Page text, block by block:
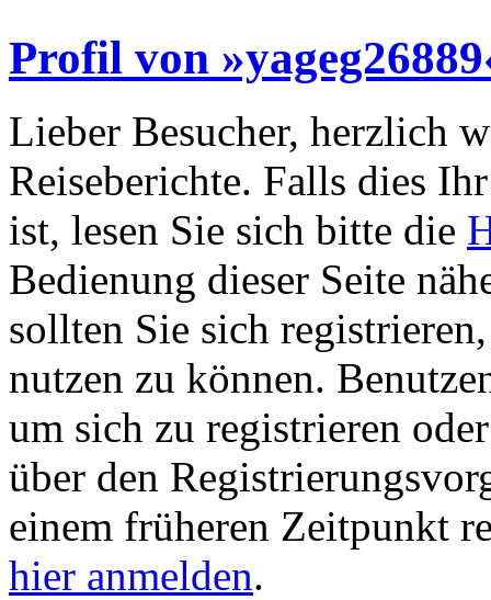
Profil von
Lieber Besucher, herzlich
Reiseberichte. Falls dies
ist, lesen Sie sich bitte die
Bedienung dieser Seite
sollten Sie sich
nutzen zu können.
um sich zu registrieren
über den
einem früheren Zeitpunkt
hier anmelden.